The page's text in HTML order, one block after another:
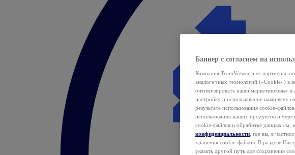
Баннер с согласием на
Компания TeamViewer и ее партнеры
аналогичных технологий («Cookie») в
оптимизировать наши маркетинговые
настройку и использование нами
результате использования cookie-
использования наших продуктов и
cookie-файлов и обработке данных см.
конфиденциальности , где вы, в
хранения cookie-файлов. В разделе
указать другой путь для сохранения